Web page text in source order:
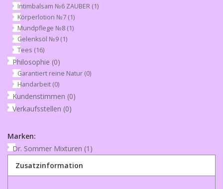
Intimbalsam №6 ZAUBER (1)
Körperlotion №7 (1)
Mundpflege №8 (1)
Gelenksöl №9 (1)
Tees (16)
Philosophie (0)
Garantiert reine Natur (0)
Handarbeit (0)
Kundenstimmen (0)
Verkaufsstellen (0)
Marken:
Dr. Sommer Mixturen (1)
Zusatzinformation